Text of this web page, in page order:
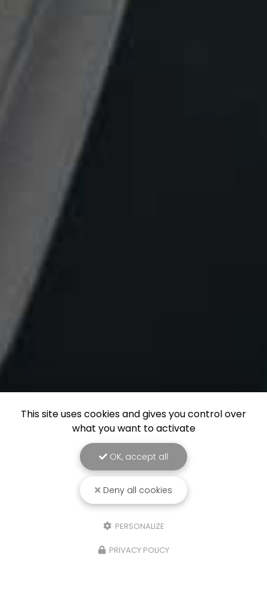
This site uses cookies and gives you control over
what you want to activate
OK, accept all
Deny all cookies
PERSONALIZE
PRIVACY POLICY